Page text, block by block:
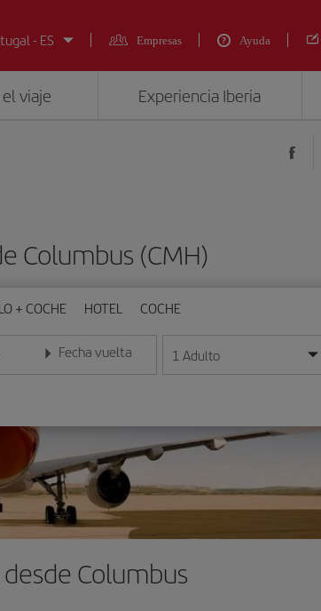
- ES
Empresas Ayuda
viaje Experiencia Iberia
Columbus (CMH)
+ COCHE HOTEL COCHE
en formato día/mes/año
Fecha vuelta
Introduce la fecha en formato día/mes/año
1 Adulto
Columbus